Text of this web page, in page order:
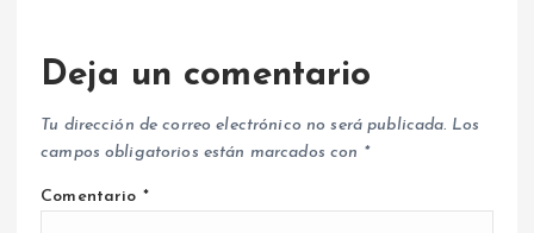
Deja un comentario
Tu dirección de correo electrónico no será publicada. Los
campos obligatorios están marcados con *
Comentario *